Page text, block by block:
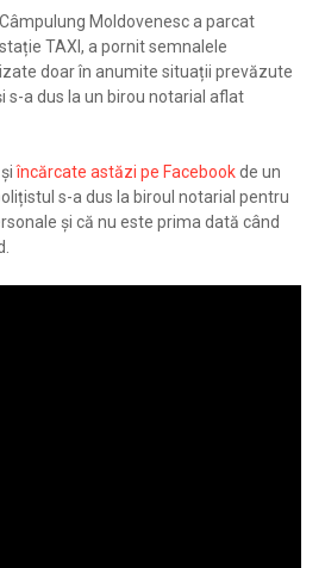
Moldovenesc a parcat
TAXI, a pornit semnalele
doar în anumite situații prevăzute
s-a dus la un birou notarial aflat
șiîncărcate astăzi pe Facebookde un
s-a dus la biroul notarial pentru
și că nu este prima dată când